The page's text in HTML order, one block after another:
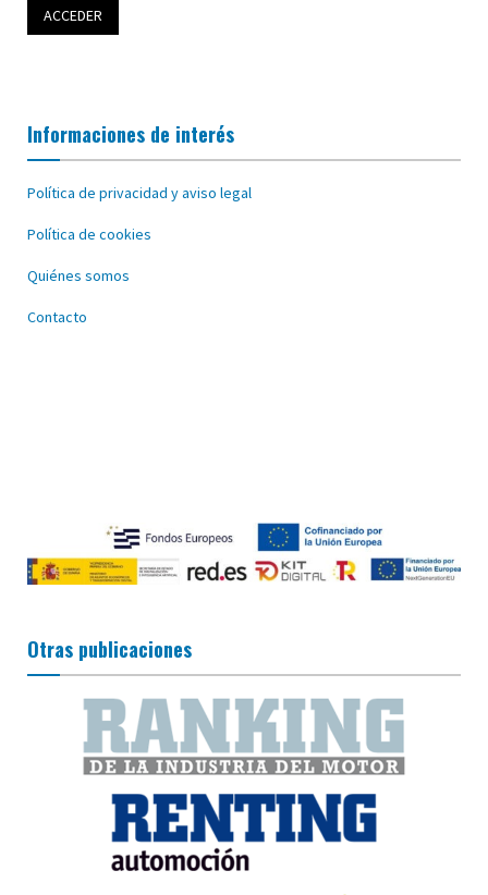
Informaciones de interés
Política de privacidad y aviso legal
Política de cookies
Quiénes somos
Contacto
Otras publicaciones